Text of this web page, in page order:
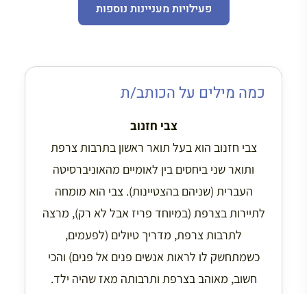
פעילויות מעניינות נוספות
כמה מילים על הכותב/ת
צבי חזנוב
צבי חזנוב הוא בעל תואר ראשון בתרבות צרפת
ותואר שני ביחסים בין לאומיים מהאוניברסיטה
העברית (שניהם בהצטיינות). צבי הוא מומחה
לתיירות בצרפת (במיוחד פריז אבל לא רק), מרצה
לתרבות צרפת, מדריך טיולים (לפעמים,
כשמתחשק לו לראות אנשים פנים אל פנים) והכי
חשוב, מאוהב בצרפת ותרבותה מאז שהיה ילד.